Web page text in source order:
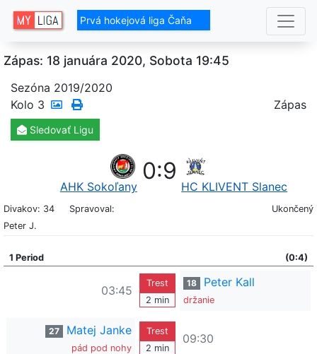
Prvá hokejová liga Čaňa
Zápas: 18 januára 2020, Sobota 19:45
Sezóna 2019/2020
Kolo 3 Zápas
Sledovať Ligu
AHK Sokoľany
0:9
HC KLIVENT Slanec
Divakov: 34
Spravoval:
Peter J.
Ukončený
1 Period (0:4)
03:45
Trest
2 min
18 Peter Kall
držanie
27 Matej Janke
pád pod nohy
Trest
2 min
09:30